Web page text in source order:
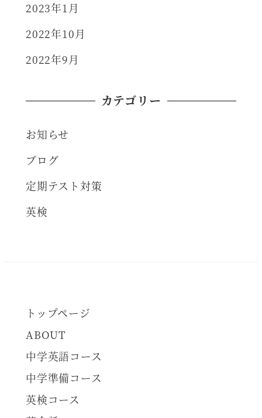
2023年1月
2022年10月
2022年9月
カテゴリー
お知らせ
ブログ
定期テスト対策
英検
トップページ
ABOUT
中学英語コース
中学準備コース
英検コース